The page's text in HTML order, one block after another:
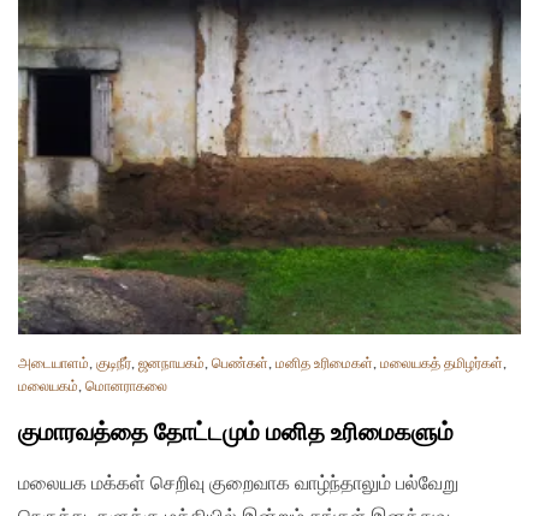
அடையாளம், குடிநீர், ஜனநாயகம், பெண்கள், மனித உரிமைகள், மலையகத் தமிழர்கள்,
மலையகம், மொனராகலை
குமாரவத்தை தோட்டமும் மனித உரிமைகளும்
மலையக மக்கள் செறிவு குறைவாக வாழ்ந்தாலும் பல்வேறு